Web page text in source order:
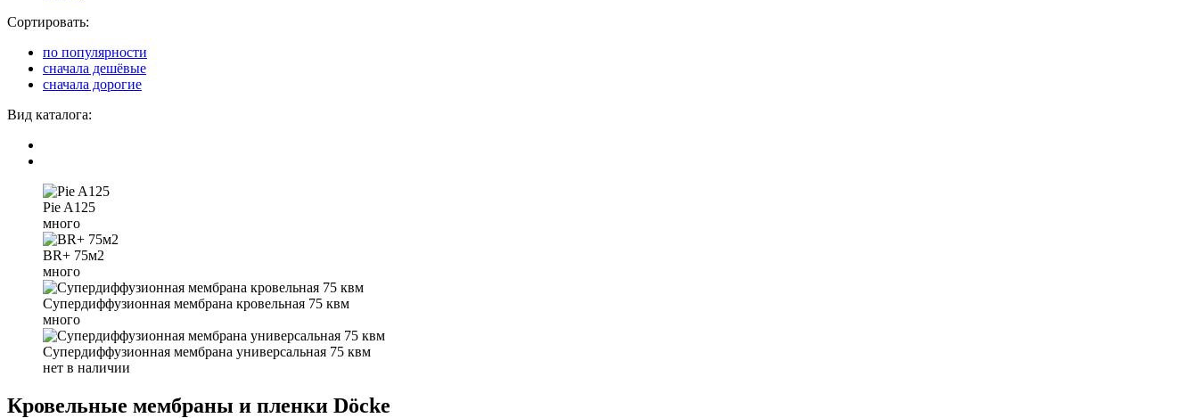
Сортировать:
по популярности
сначала дешёвые
сначала дорогие
Вид каталога:
Pie A125
много
BR+ 75м2
много
Супердиффузионная мембрана кровельная 75 квм
много
Супердиффузионная мембрана универсальная 75 квм
нет в наличии
Кровельные мембраны и пленки Döcke